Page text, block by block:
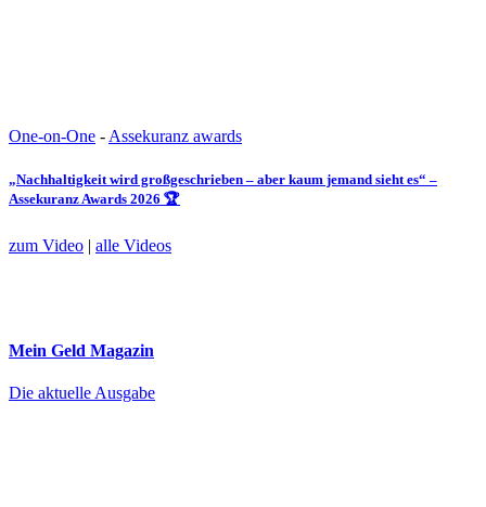
One-on-One -Assekuranz awards
„Nachhaltigkeit wird großgeschrieben – aber kaum jemand sieht es“ –
Assekuranz Awards 2026 🏆
zum Video | alle Videos
Mein Geld Magazin
Die aktuelle Ausgabe